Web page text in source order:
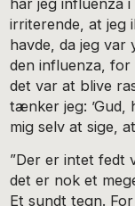
har jeg influenza
irriterende, at jeg
havde, da jeg var
den influenza,
det var at blive
tænker jeg: ’Gud,
mig selv at sige,
”Der er intet fedt
det er nok et
Et sundt tegn.